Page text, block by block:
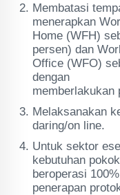
Membatasi
menerapkan
Home (WFH)
persen) dan
Office (WFO)
dengan
memberlakukan
Melaksanakan
daring/on line.
Untuk sektor
kebutuhan
beroperasi
penerapan